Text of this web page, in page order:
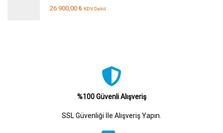
26.900,00 ₺ KDV Dahil
%100 Güvenli Alışveriş
SSL Güvenliği İle Alışveriş Yapın.